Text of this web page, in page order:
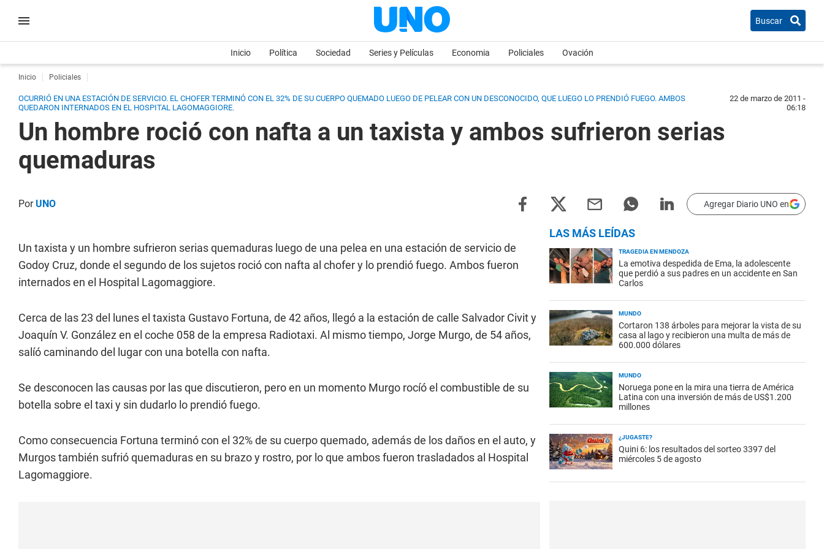
Buscar
Inicio Política Sociedad Series y Películas Economia Policiales Ovación
Inicio Policiales
OCURRIÓ EN UNA ESTACIÓN DE SERVICIO. EL CHOFER TERMINÓ CON EL 32% DE SU CUERPO QUEMADO LUEGO DE PELEAR CON UN DESCONOCIDO, QUE LUEGO LO PRENDIÓ FUEGO. AMBOS
QUEDARON INTERNADOS EN EL HOSPITAL LAGOMAGGIORE.
22 de marzo de 2011 -
06:18
Un hombre roció con nafta a un taxista y ambos sufrieron serias
quemaduras
PorUNO Agregar Diario UNO en
Un taxista y un hombre sufrieron serias quemaduras luego de una pelea en una estación de servicio de
Godoy Cruz, donde el segundo de los sujetos roció con nafta al chofer y lo prendió fuego. Ambos fueron
internados en el Hospital Lagomaggiore.
Cerca de las 23 del lunes el taxista Gustavo Fortuna, de 42 años, llegó a la estación de calle Salvador Civit y
Joaquín V. González en el coche 058 de la empresa Radiotaxi. Al mismo tiempo, Jorge Murgo, de 54 años,
salíó caminando del lugar con una botella con nafta.
Se desconocen las causas por las que discutieron, pero en un momento Murgo rocíó el combustible de su
botella sobre el taxi y sin dudarlo lo prendió fuego.
Como consecuencia Fortuna terminó con el 32% de su cuerpo quemado, además de los daños en el auto, y
Murgos también sufrió quemaduras en su brazo y rostro, por lo que ambos fueron trasladados al Hospital
Lagomaggiore.
LAS MÁS LEÍDAS
TRAGEDIA EN MENDOZA
La emotiva despedida de Ema, la adolescente
que perdió a sus padres en un accidente en San
Carlos
MUNDO
Cortaron 138 árboles para mejorar la vista de su
casa al lago y recibieron una multa de más de
600.000 dólares
MUNDO
Noruega pone en la mira una tierra de América
Latina con una inversión de más de US$1.200
millones
¿JUGASTE?
Quini 6: los resultados del sorteo 3397 del
miércoles 5 de agosto